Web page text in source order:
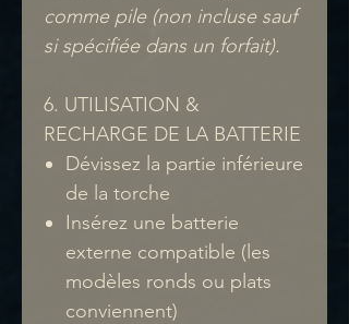
comme pile (non incluse sauf
si spécifiée dans un forfait).
6. UTILISATION &
RECHARGE DE LA BATTERIE
Dévissez la partie inférieure
de la torche
Insérez une batterie
externe compatible (les
modèles ronds ou plats
conviennent)